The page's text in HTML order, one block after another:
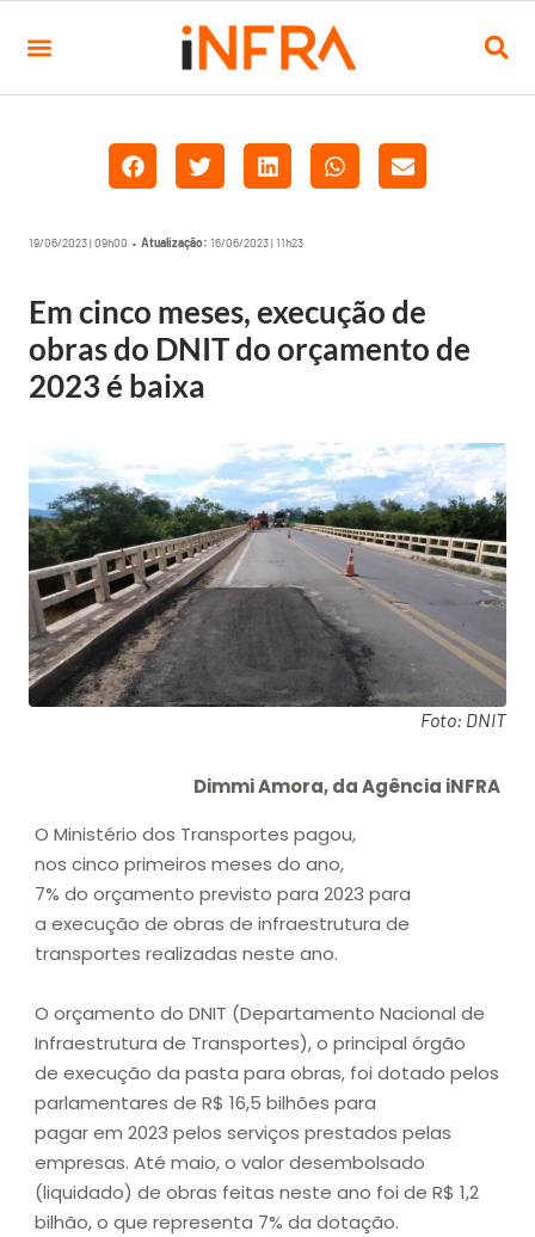
19/06/2023 | 09h00 • Atualização: 16/06/2023 | 11h23
Em cinco meses, execução de
obras do DNIT do orçamento de
2023 é baixa
Foto: DNIT
Dimmi Amora, da Agência iNFRA
O Ministério dos Transportes pagou,
nos cinco primeiros meses do ano,
7% do orçamento previsto para 2023 para
a execução de obras de infraestrutura de
transportes realizadas neste ano.
O orçamento do DNIT (Departamento Nacional de
Infraestrutura de Transportes), o principal órgão
de execução da pasta para obras, foi dotado pelos
parlamentares de R$ 16,5 bilhões para
pagar em 2023 pelos serviços prestados pelas
empresas. Até maio, o valor desembolsado
(liquidado) de obras feitas neste ano foi de R$ 1,2
bilhão, o que representa 7% da dotação.